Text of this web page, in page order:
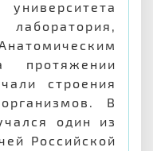
университета
протяжении
строения
В
один из
Российской